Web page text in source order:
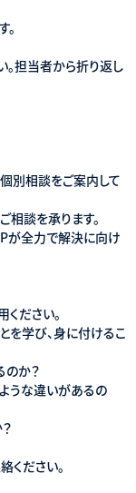
。担当者から折り返し
別相談をご案内して
相談を承ります。
が全力で解決に向け
ださい。
を学び、身に付けるこ
のか？
うな違いがあるの
ください。